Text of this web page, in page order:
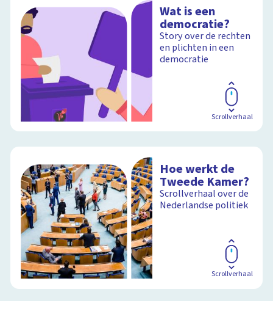
Wat is een
democratie?
Story over de rechten
en plichten in een
democratie
Scrollverhaal
Hoe werkt de
Tweede Kamer?
Scrollverhaal over de
Nederlandse politiek
Scrollverhaal